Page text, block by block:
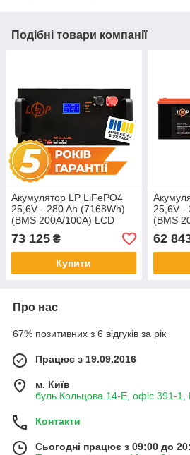
Подібні товари компанії
Акумулятор LP LiFePO4
25,6V - 280 Ah (7168Wh)
(BMS 200A/100А) LCD
метал Smart RM
RS485/CAN
73 125 ₴
Купити
25,6V -
(BMS
Smart BT
62
Про нас
67% позитивних з 6 відгуків за рік
Працює з 19.09.2016
м. Київ
буль.Кольцова 14-Е, офіс 391-1,
Контакти
Сьогодні працює з 09:00 до